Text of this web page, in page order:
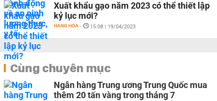
Xuất khẩu gạo năm 2023 có thể thiết lập
kỷ lục mới?
HÀNG HÓA - 15:08 | 19/04/2023
Cùng chuyên mục
Ngân hàng Trung ương Trung Quốc mua
thêm 20 tấn vàng trong tháng 7